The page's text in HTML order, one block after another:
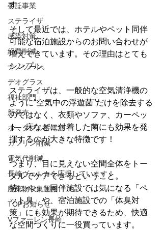
委託事業
ステライザ
感染対策
経費削減
ナノゾーン
デオグラス
福祉部門
新発売
ポータブル蓄電池
ガソリン削減
電気代削減
長崎ヴェルカを応援しています！
廃棄物収集運搬
TOPお知らせ
Vファーレン長崎
す。
そして最近では、ホテルやペット同伴
可能な宿泊施設からのお問い合わせが
増えてきています。その理由はとても
シンプル。
ステライザは、一般的な空気清浄機の
ように“空気中の浮遊菌”だけを除去する
のではなく、衣類やソファ、カーペッ
ト、床などに付着した菌にも効果を発
揮するのが大きな特徴です！
つまり、目に見えない空間全体をトー
タルでケアできるということ。
特にペット同伴施設では気になる「ペ
ット臭」や、宿泊施設での「体臭対
策」にも効果が期待できるため、快適
な空間づくりに一役買っています。